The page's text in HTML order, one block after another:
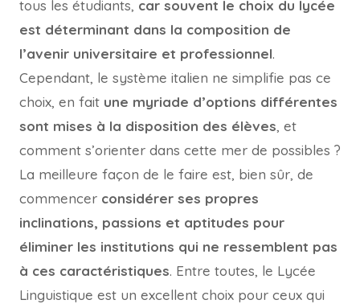
tous les étudiants, car souvent le choix du lycée
est déterminant dans la composition de
l’avenir universitaire et professionnel.
Cependant, le système italien ne simplifie pas ce
choix, en fait une myriade d’options différentes
sont mises à la disposition des élèves, et
comment s’orienter dans cette mer de possibles ?
La meilleure façon de le faire est, bien sûr, de
commencer considérer ses propres
inclinations, passions et aptitudes pour
éliminer les institutions qui ne ressemblent pas
à ces caractéristiques. Entre toutes, le Lycée
Linguistique est un excellent choix pour ceux qui